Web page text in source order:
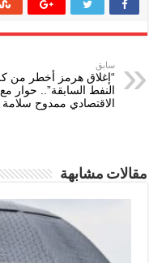
سابق
“إغلاق هرمز أخطر من
النفط السابقة”.. حوار مع
الاقتصادي ممدوح سلامة
مقالات مشابهة